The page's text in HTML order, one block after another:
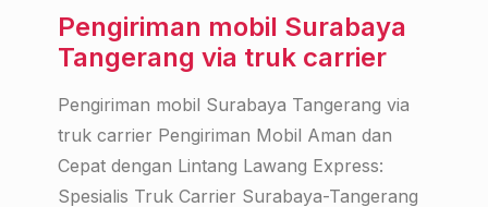
Pengiriman mobil Surabaya
Tangerang via truk carrier
Pengiriman mobil Surabaya Tangerang via
truk carrier Pengiriman Mobil Aman dan
Cepat dengan Lintang Lawang Express:
Spesialis Truk Carrier Surabaya-Tangerang